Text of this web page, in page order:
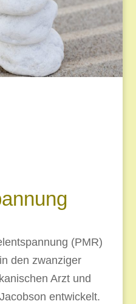
(PMR)
den zwanziger
Arzt und
entwickelt.